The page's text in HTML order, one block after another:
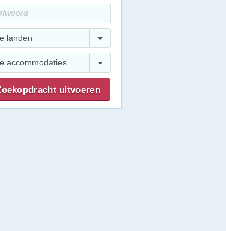
landen
accommodaties